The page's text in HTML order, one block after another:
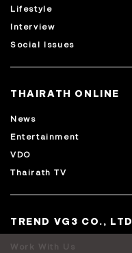
Lifestyle
Interview
Social Issues
THAIRATH ONLINE
News
Entertainment
VDO
Thairath TV
TREND VG3 CO., LTD
Work With Us